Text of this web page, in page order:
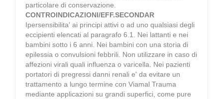
particolare di conservazione.
CONTROINDICAZIONI/EFF.SECONDAR
Ipersensibilita' ai principi attivi o ad uno qualsiasi degli
eccipienti elencati al paragrafo 6.1. Nei lattanti e nei
bambini sotto i 6 anni. Nei bambini con una storia di
epilessia o convulsioni febbrili. Non utilizzare in caso di
affezioni virali quali influenza o varicella. Nei pazienti
portatori di pregressi danni renali e' da evitare un
trattamento a lungo termine con Viamal Trauma
mediante applicazioni su grandi superfici, come pure